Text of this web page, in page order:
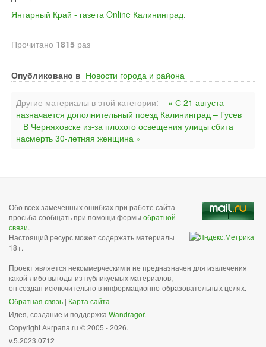
Янтарный Край - газета Online Калининград.
Прочитано 1815 раз
Опубликовано в Новости города и района
Другие материалы в этой категории:
« С 21 августа
назначается дополнительный поезд Калининград – Гусев
В Черняховске из-за плохого освещения улицы сбита
насмерть 30-летняя женщина »
Обо всех замеченных ошибках при работе сайта
просьба сообщать при помощи формы обратной
связи.
Настоящий ресурс может содержать материалы
18+.
Проект является некоммерческим и не предназначен для извлечения
какой-либо выгоды из публикуемых материалов,
он создан исключительно в информационно-образовательных целях.
Обратная связь | Карта сайта
Идея, создание и поддержка Wandragor.
Copyright Анграпа.ru © 2005 - 2026.
v.5.2023.0712